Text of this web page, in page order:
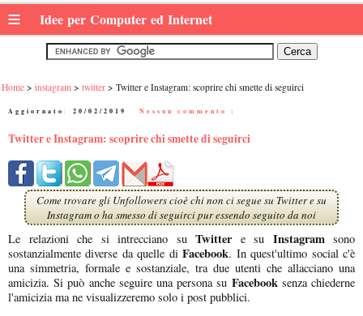
≡ Idee per Computer ed Internet
Home instagram twitter Twitter e Instagram: scoprire chi smette di seguirci
Aggiornato: 20/02/2019 Nessun commento :
Twitter e Instagram: scoprire chi smette di seguirci
Come trovare gli Unfollowers cioè chi non ci segue su Twitter e su
Instagram o ha smesso di seguirci pur essendo seguito da noi
Le relazioni che si intrecciano suTwittere su Instagramsono
sostanzialmente diverse da quelle diFacebook. In quest'ultimo social c'è
una simmetria, formale e sostanziale, tra due utenti che allacciano una
amicizia. Si può anche seguire una persona su Facebooksenza chiederne
l'amicizia ma ne visualizzeremo solo i post pubblici.